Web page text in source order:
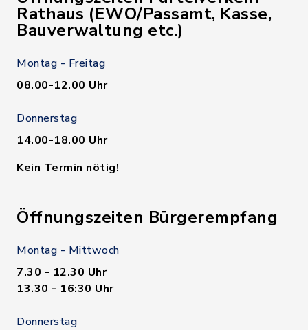
Rathaus (EWO/Passamt, Kasse,
Bauverwaltung etc.)
Montag - Freitag
08.00-12.00 Uhr
Donnerstag
14.00-18.00 Uhr
Kein Termin nötig!
Öffnungszeiten Bürgerempfang
Montag - Mittwoch
7.30 - 12.30 Uhr
13.30 - 16:30 Uhr
Donnerstag